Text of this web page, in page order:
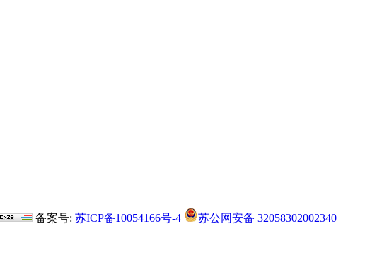
备案号: 苏ICP备10054166号-4 苏公网安备 32058302002340